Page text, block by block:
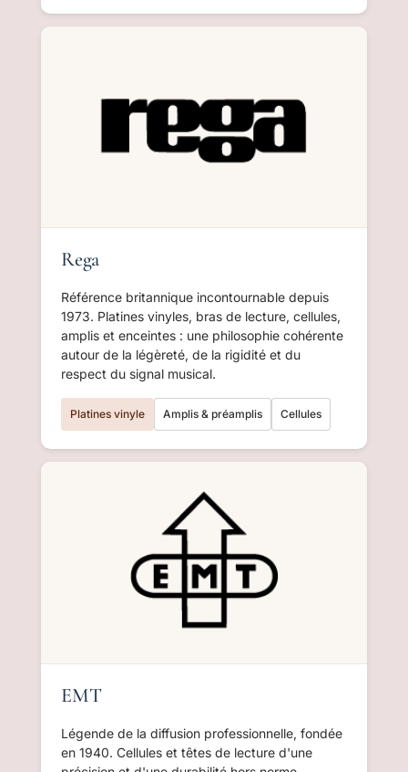
Rega
Référence britannique incontournable depuis
1973. Platines vinyles, bras de lecture, cellules,
amplis et enceintes : une philosophie cohérente
autour de la légèreté, de la rigidité et du
respect du signal musical.
Platines vinyle Amplis & préamplis Cellules
EMT
Légende de la diffusion professionnelle, fondée
en 1940. Cellules et têtes de lecture d'une